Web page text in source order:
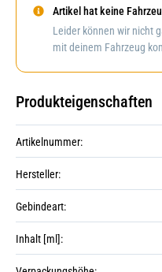
Artikel hat keine
Leider können wir nicht
mit deinem Fahrzeug
Produkteigenschaften
Artikelnummer:
Hersteller:
Gebindeart:
Inhalt [ml]: